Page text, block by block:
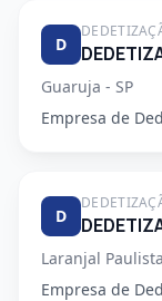
D
Guaruja - SP
Empresa de
D
Laranjal
Empresa de